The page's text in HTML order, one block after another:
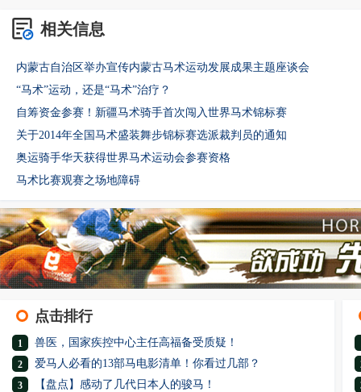
相关信息
内蒙古自治区举办宣传内蒙古马术运动发展成果主题座谈会
“马术”运动，还是“马术”治疗？
自筹资金参赛！新疆马术骑手首次闯入世界马术锦标赛
关于2014年全国马术盛装舞步锦标赛选派裁判员的通知
奥运骑手华天获得世界马术运动会参赛资格
马术比赛观赛之场地障碍
点击排行
1 兽医，国家疾控中心主任高福备受质疑！
2 爱马人必看的13部马电影清单！你看过几部？
3 【盘点】感动了几代日本人的骏马！